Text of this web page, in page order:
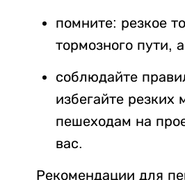
помните: резкое
тормозного пути,
соблюдайте
избегайте резких
пешеходам на
вас.
Рекомендации для